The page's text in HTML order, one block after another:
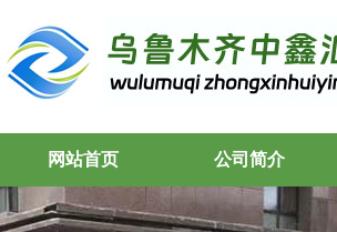
网站首页 公司简介